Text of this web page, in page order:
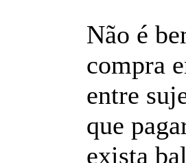
Não é
compra
entre
que
exista